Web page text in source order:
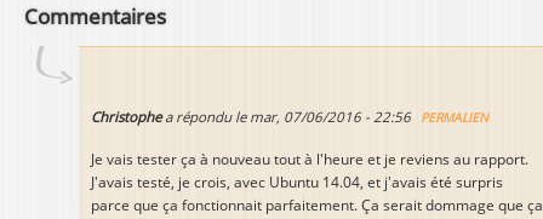
Commentaires
Christophea répondu le mar, 07/06/2016 - 22:56 PERMALIEN
Je vais tester ça à nouveau tout à l'heure et je reviens au rapport.
J'avais testé, je crois, avec Ubuntu 14.04, et j'avais été surpris
parce que ça fonctionnait parfaitement. Ça serait dommage que ça